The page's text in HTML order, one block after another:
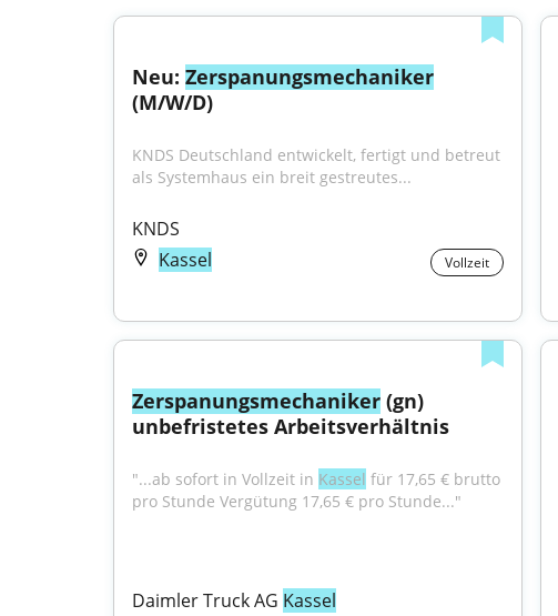
Neu: Zerspanungsmechaniker
(M/W/D)
KNDS Deutschland entwickelt, fertigt und betreut
als Systemhaus ein breit gestreutes...
KNDS
Kassel
Vollzeit
Zerspanungsmechaniker (gn)
unbefristetes Arbeitsverhältnis
"...ab sofort in Vollzeit in Kassel für 17,65 € brutto
pro Stunde Vergütung 17,65 € pro Stunde..."
Daimler Truck AG Kassel